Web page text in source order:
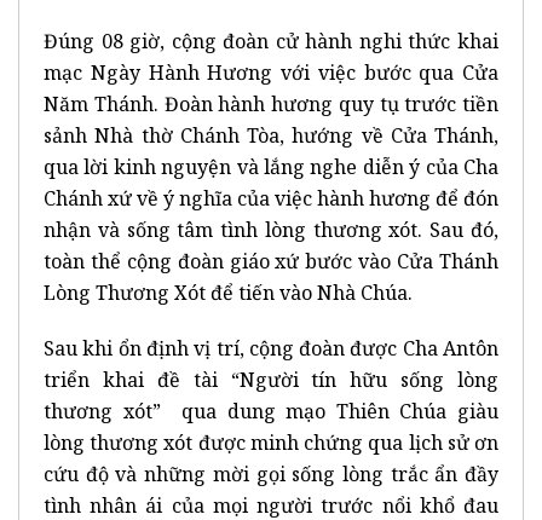
Đúng 08 giờ, cộng đoàn cử hành nghi thức khai
mạc Ngày Hành Hương với việc bước qua Cửa
Năm Thánh. Đoàn hành hương quy tụ trước tiền
sảnh Nhà thờ Chánh Tòa, hướng về Cửa Thánh,
qua lời kinh nguyện và lắng nghe diễn ý của Cha
Chánh xứ về ý nghĩa của việc hành hương để đón
nhận và sống tâm tình lòng thương xót. Sau đó,
toàn thể cộng đoàn giáo xứ bước vào Cửa Thánh
Lòng Thương Xót để tiến vào Nhà Chúa.
Sau khi ổn định vị trí, cộng đoàn được Cha Antôn
triển khai đề tài “Người tín hữu sống lòng
thương xót” qua dung mạo Thiên Chúa giàu
lòng thương xót được minh chứng qua lịch sử ơn
cứu độ và những mời gọi sống lòng trắc ẩn đầy
tình nhân ái của mọi người trước nổi khổ đau